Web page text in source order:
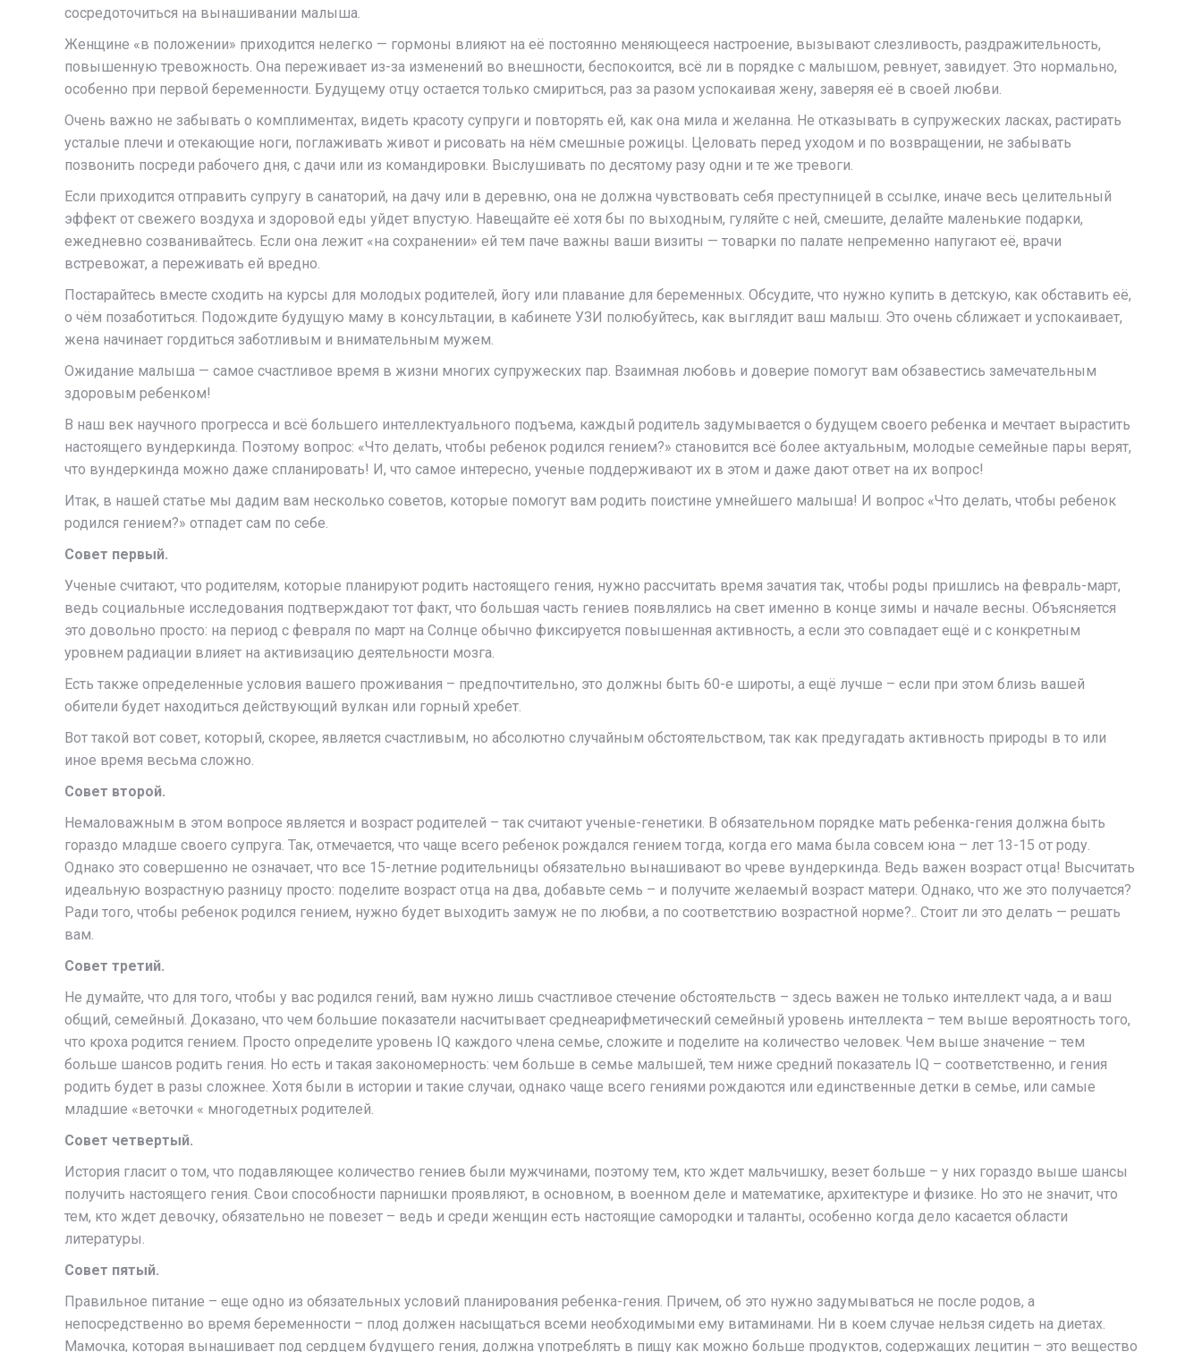
сосредоточиться на вынашивании малыша.
Женщине «в положении» приходится нелегко — гормоны влияют на её постоянно меняющееся настроение, вызывают слезливость, раздражительность,
повышенную тревожность. Она переживает из-за изменений во внешности, беспокоится, всё ли в порядке с малышом, ревнует, завидует. Это нормально,
особенно при первой беременности. Будущему отцу остается только смириться, раз за разом успокаивая жену, заверяя её в своей любви.
Очень важно не забывать о комплиментах, видеть красоту супруги и повторять ей, как она мила и желанна. Не отказывать в супружеских ласках, растирать
усталые плечи и отекающие ноги, поглаживать живот и рисовать на нём смешные рожицы. Целовать перед уходом и по возвращении, не забывать
позвонить посреди рабочего дня, с дачи или из командировки. Выслушивать по десятому разу одни и те же тревоги.
Если приходится отправить супругу в санаторий, на дачу или в деревню, она не должна чувствовать себя преступницей в ссылке, иначе весь целительный
эффект от свежего воздуха и здоровой еды уйдет впустую. Навещайте её хотя бы по выходным, гуляйте с ней, смешите, делайте маленькие подарки,
ежедневно созванивайтесь. Если она лежит «на сохранении» ей тем паче важны ваши визиты — товарки по палате непременно напугают её, врачи
встревожат, а переживать ей вредно.
Постарайтесь вместе сходить на курсы для молодых родителей, йогу или плавание для беременных. Обсудите, что нужно купить в детскую, как обставить её,
о чём позаботиться. Подождите будущую маму в консультации, в кабинете УЗИ полюбуйтесь, как выглядит ваш малыш. Это очень сближает и успокаивает,
жена начинает гордиться заботливым и внимательным мужем.
Ожидание малыша — самое счастливое время в жизни многих супружеских пар. Взаимная любовь и доверие помогут вам обзавестись замечательным
здоровым ребенком!
В наш век научного прогресса и всё большего интеллектуального подъема, каждый родитель задумывается о будущем своего ребенка и мечтает вырастить
настоящего вундеркинда. Поэтому вопрос: «Что делать, чтобы ребенок родился гением?» становится всё более актуальным, молодые семейные пары верят,
что вундеркинда можно даже спланировать! И, что самое интересно, ученые поддерживают их в этом и даже дают ответ на их вопрос!
Итак, в нашей статье мы дадим вам несколько советов, которые помогут вам родить поистине умнейшего малыша! И вопрос «Что делать, чтобы ребенок
родился гением?» отпадет сам по себе.
Совет первый.
Ученые считают, что родителям, которые планируют родить настоящего гения, нужно рассчитать время зачатия так, чтобы роды пришлись на февраль-март,
ведь социальные исследования подтверждают тот факт, что большая часть гениев появлялись на свет именно в конце зимы и начале весны. Объясняется
это довольно просто: на период с февраля по март на Солнце обычно фиксируется повышенная активность, а если это совпадает ещё и с конкретным
уровнем радиации влияет на активизацию деятельности мозга.
Есть также определенные условия вашего проживания – предпочтительно, это должны быть 60-е широты, а ещё лучше – если при этом близь вашей
обители будет находиться действующий вулкан или горный хребет.
Вот такой вот совет, который, скорее, является счастливым, но абсолютно случайным обстоятельством, так как предугадать активность природы в то или
иное время весьма сложно.
Совет второй.
Немаловажным в этом вопросе является и возраст родителей – так считают ученые-генетики. В обязательном порядке мать ребенка-гения должна быть
гораздо младше своего супруга. Так, отмечается, что чаще всего ребенок рождался гением тогда, когда его мама была совсем юна – лет 13-15 от роду.
Однако это совершенно не означает, что все 15-летние родительницы обязательно вынашивают во чреве вундеркинда. Ведь важен возраст отца! Высчитать
идеальную возрастную разницу просто: поделите возраст отца на два, добавьте семь – и получите желаемый возраст матери. Однако, что же это получается?
Ради того, чтобы ребенок родился гением, нужно будет выходить замуж не по любви, а по соответствию возрастной норме?.. Стоит ли это делать — решать
вам.
Совет третий.
Не думайте, что для того, чтобы у вас родился гений, вам нужно лишь счастливое стечение обстоятельств – здесь важен не только интеллект чада, а и ваш
общий, семейный. Доказано, что чем большие показатели насчитывает среднеарифметический семейный уровень интеллекта – тем выше вероятность того,
что кроха родится гением. Просто определите уровень IQ каждого члена семье, сложите и поделите на количество человек. Чем выше значение – тем
больше шансов родить гения. Но есть и такая закономерность: чем больше в семье малышей, тем ниже средний показатель IQ – соответственно, и гения
родить будет в разы сложнее. Хотя были в истории и такие случаи, однако чаще всего гениями рождаются или единственные детки в семье, или самые
младшие «веточки « многодетных родителей.
Совет четвертый.
История гласит о том, что подавляющее количество гениев были мужчинами, поэтому тем, кто ждет мальчишку, везет больше – у них гораздо выше шансы
получить настоящего гения. Свои способности парнишки проявляют, в основном, в военном деле и математике, архитектуре и физике. Но это не значит, что
тем, кто ждет девочку, обязательно не повезет – ведь и среди женщин есть настоящие самородки и таланты, особенно когда дело касается области
литературы.
Совет пятый.
Правильное питание – еще одно из обязательных условий планирования ребенка-гения. Причем, об это нужно задумываться не после родов, а
непосредственно во время беременности – плод должен насыщаться всеми необходимыми ему витаминами. Ни в коем случае нельзя сидеть на диетах.
Мамочка, которая вынашивает под сердцем будущего гения, должна употреблять в пищу как можно больше продуктов, содержащих лецитин – это вещество